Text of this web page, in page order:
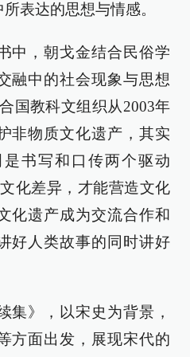
表达的思想与情感。
中，朝戈金结合民俗学
融中的社会现象与思想
国教科文组织从2003年
非物质文化遗产，其实
书写和口传两个驱动
化差异，才能营造文化
化遗产成为交流合作和
好人类故事的同时讲好
集》，以宋史为背景，
方面出发，展现宋代的